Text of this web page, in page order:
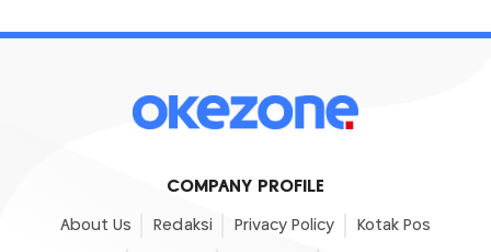
COMPANY PROFILE
About Us Redaksi Privacy Policy Kotak Pos